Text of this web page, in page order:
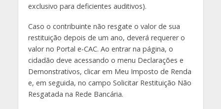
exclusivo para deficientes auditivos).
Caso o contribuinte não resgate o valor de sua
restituição depois de um ano, deverá requerer o
valor no Portal e-CAC. Ao entrar na página, o
cidadão deve acessando o menu Declarações e
Demonstrativos, clicar em Meu Imposto de Renda
e, em seguida, no campo Solicitar Restituição Não
Resgatada na Rede Bancária.